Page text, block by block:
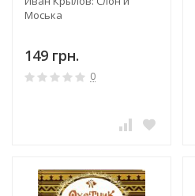
Моська
149 грн.
0